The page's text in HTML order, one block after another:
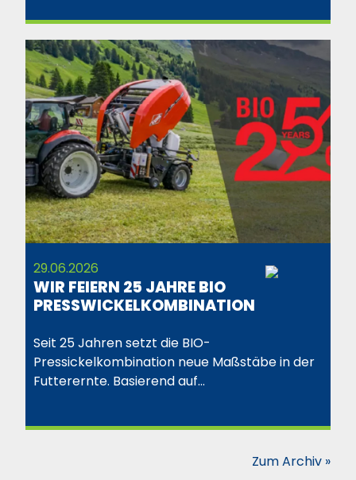
29.06.2026
WIR FEIERN 25 JAHRE BIO
PRESSWICKELKOMBINATION
Seit 25 Jahren setzt die BIO-
Pressickelkombination neue Maßstäbe in der
Futterernte. Basierend auf…
Zum Archiv »